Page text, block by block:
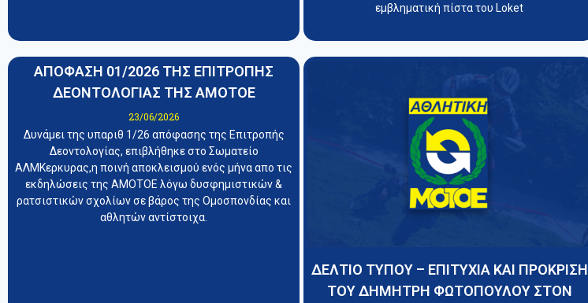
εμβληματική πίστα του Loket
ΑΠΟΦΑΣΗ 01/2026 ΤΗΣ ΕΠΙΤΡΟΠΗΣ
ΔΕΟΝΤΟΛΟΓΙΑΣ ΤΗΣ ΑΜΟΤΟΕ
23/06/2026
Δυνάμει της υπαριθ 1/26 απόφασης της Επιτροπής
Δεοντολογίας, επιβλήθηκε στο Σωματείο
ΑΛΜΚερκυρας,η ποινή αποκλεισμού ενός μήνα απο τις
εκδηλώσεις της ΑΜΟΤΟΕ λόγω δυσφημιστικών &
ρατσιστικών σχολίων σε βάρος της Ομοσπονδίας και
αθλητών αντίστοιχα.
ΔΕΛΤΙΟ ΤΥΠΟΥ – ΕΠΙΤΥΧΙΑ ΚΑΙ ΠΡΟΚΡΙΣΗ
ΤΟΥ ΔΗΜΗΤΡΗ ΦΩΤΟΠΟΥΛΟΥ ΣΤΟΝ